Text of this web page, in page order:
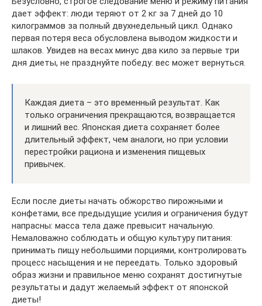
дает эффект: люди теряют от 2 кг за 7 дней до 10
килограммов за полный двухнедельный цикл. Однако
первая потеря веса обусловлена выводом жидкости и
шлаков. Увидев на весах минус два кило за первые три
дня диеты, не празднуйте победу: вес может вернуться.
Каждая диета – это временный результат. Как
только ограничения прекращаются, возвращается
и лишний вес. Японская диета сохраняет более
длительный эффект, чем аналоги, но при условии
перестройки рациона и изменения пищевых
привычек.
Если после диеты начать обжорство пирожными и
конфетами, все предыдущие усилия и ограничения будут
напрасны: масса тела даже превысит начальную.
Немаловажно соблюдать и общую культуру питания:
принимать пищу небольшими порциями, контролировать
процесс насыщения и не переедать. Только здоровый
образ жизни и правильное меню сохранят достигнутые
результаты и дадут желаемый эффект от японской
диеты!